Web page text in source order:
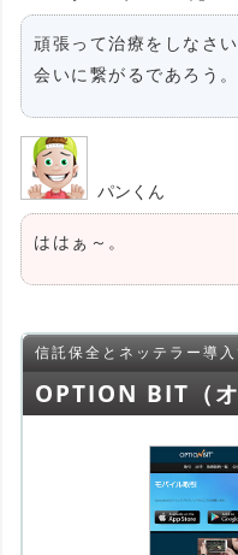
頑張って治療をしなさ
会いに繋がるであろう。
パンくん
ははぁ～。
信託保全とネッテラー導
OPTION BIT（オ